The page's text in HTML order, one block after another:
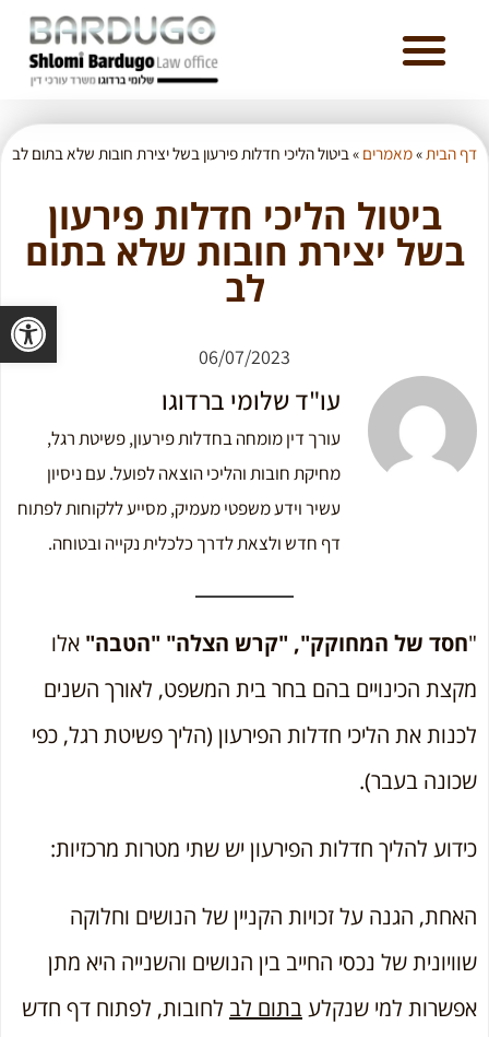
פתח
דף הבית »מאמרים » ביטול הליכי חדלות פירעון בשל יצירת חובות שלא בתום לב
ביטול הליכי חדלות פירעון
בשל יצירת חובות שלא בתום
לב
06/07/2023
עו"ד שלומי ברדוגו
עורך דין מומחה בחדלות פירעון, פשיטת רגל,
מחיקת חובות והליכי הוצאה לפועל. עם ניסיון
עשיר וידע משפטי מעמיק, מסייע ללקוחות לפתוח
דף חדש ולצאת לדרך כלכלית נקייה ובטוחה.
"חסד של המחוקק", "קרש הצלה" "הטבה" אלו
מקצת הכינויים בהם בחר בית המשפט, לאורך השנים
לכנות את הליכי חדלות הפירעון (הליך פשיטת רגל, כפי
שכונה בעבר).
כידוע להליך חדלות הפירעון יש שתי מטרות מרכזיות:
האחת, הגנה על זכויות הקניין של הנושים וחלוקה
שוויונית של נכסי החייב בין הנושים והשנייה היא מתן
אפשרות למי שנקלעבתום לב לחובות, לפתוח דף חדש